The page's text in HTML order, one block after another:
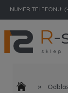
NUMER TELEFONU:
»